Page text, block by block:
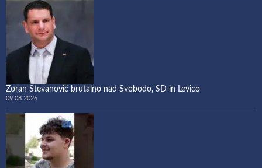
Zoran Stevanović brutalno nad Svobodo, SD in Levico
09.08.2026